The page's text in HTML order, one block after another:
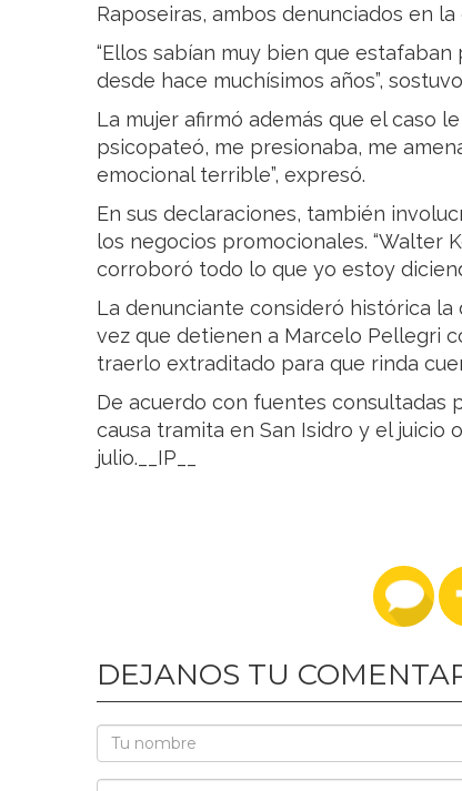
Raposeiras, ambos denunciados en la
“Ellos sabían muy bien que
desde hace muchísimos años”,
La mujer afirmó además que el caso
psicopateó, me presionaba, me
emocional terrible”, expresó.
En sus declaraciones, también
los negocios promocionales. “Walter
corroboró todo lo que yo estoy
La denunciante consideró histórica la
vez que detienen a Marcelo Pellegri
traerlo extraditado para que rinda
De acuerdo con fuentes consultadas
causa tramita en San Isidro y el juicio
julio.__IP__
DEJANOS TU